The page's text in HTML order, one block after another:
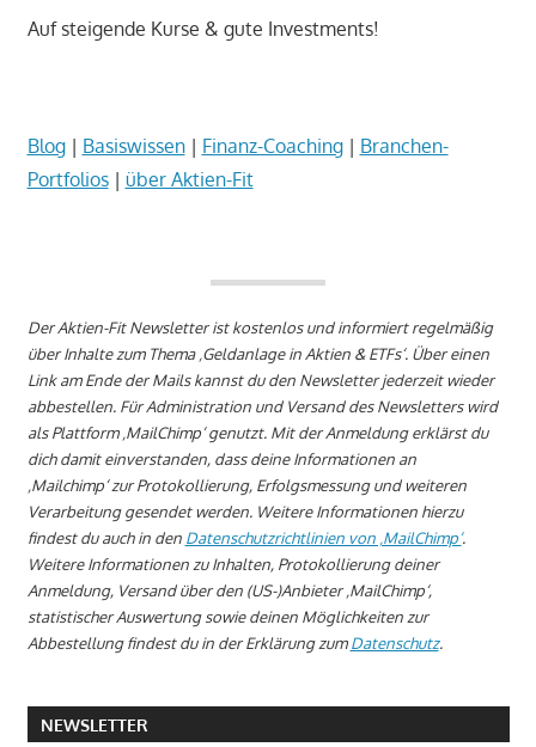
Auf steigende Kurse & gute Investments!
Blog| Basiswissen| Finanz-Coaching| Branchen-
Portfolios| über Aktien-Fit
Der Aktien-Fit Newsletter ist kostenlos und informiert regelmäßig
über Inhalte zum Thema ‚Geldanlage in Aktien & ETFs‘. Über einen
Link am Ende der Mails kannst du den Newsletter jederzeit wieder
abbestellen. Für Administration und Versand des Newsletters wird
als Plattform ‚MailChimp‘ genutzt. Mit der Anmeldung erklärst du
dich damit einverstanden, dass deine Informationen an
‚Mailchimp‘ zur Protokollierung, Erfolgsmessung und weiteren
Verarbeitung gesendet werden. Weitere Informationen hierzu
findest du auch in den Datenschutzrichtlinien von ‚MailChimp‘.
Weitere Informationen zu Inhalten, Protokollierung deiner
Anmeldung, Versand über den (US-)Anbieter ‚MailChimp‘,
statistischer Auswertung sowie deinen Möglichkeiten zur
Abbestellung findest du in der Erklärung zumDatenschutz.
NEWSLETTER